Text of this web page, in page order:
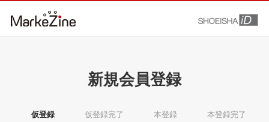
新規会員登録
仮登録 仮登録完了 本登録 本登録完了